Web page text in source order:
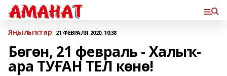
Яңылыҡтар 21 ФЕВРАЛЯ 2020, 10:38
Бөгөн, 21 февраль - Халыҡ-
ара ТУҒАН ТЕЛ көнө!